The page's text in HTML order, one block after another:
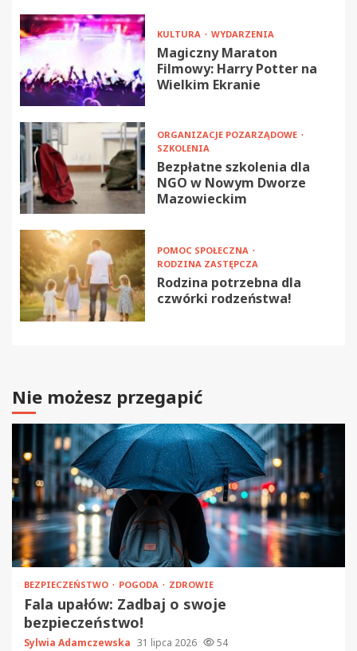
KULTURA WYDARZENIA
Magiczny Maraton
Filmowy: Harry Potter na
Wielkim Ekranie
ORGANIZACJE POZARZĄDOWE
SZKOLENIA
Bezpłatne szkolenia dla
NGO w Nowym Dworze
Mazowieckim
POMOC SPOŁECZNA
RODZINA ZASTĘPCZA
Rodzina potrzebna dla
czwórki rodzeństwa!
Nie możesz przegapić
BEZPIECZEŃSTWO POGODA ZDROWIE
Fala upałów: Zadbaj o swoje
bezpieczeństwo!
Sylwia Adamczewska 31 lipca 2026 54